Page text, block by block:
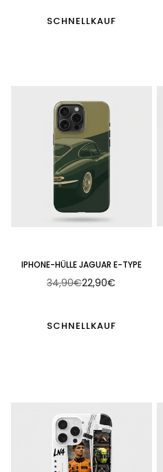
SCHNELLKAUF
IPHONE-HÜLLE JAGUAR E-TYPE
Normaler
34,90€22,90€
SCHNELLKAUF